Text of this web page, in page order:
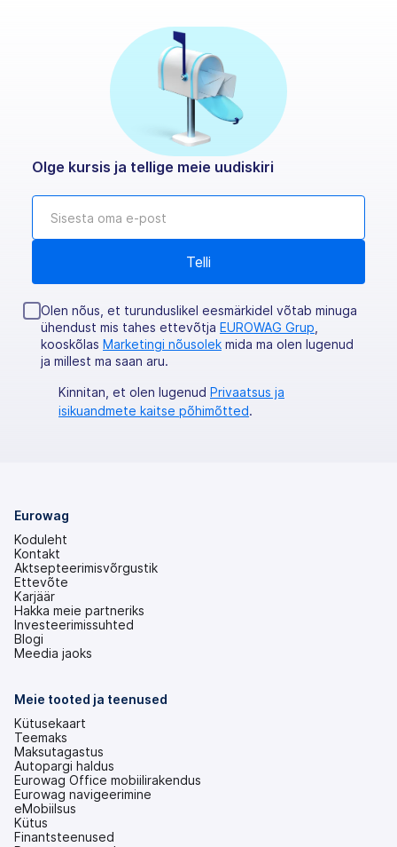
Olge kursis ja tellige meie uudiskiri
Olen nõus, et turunduslikel eesmärkidel võtab minuga
ühendust mis tahes ettevõtja EUROWAG Grup
kooskõlas Marketingi nõusolek mida ma olen lugenud
ja millest ma saan aru.
Kinnitan, et olen lugenud Privaatsus ja
isikuandmete kaitse põhimõtted.
Eurowag
Koduleht
Kontakt
Aktsepteerimisvõrgustik
Ettevõte
Karjäär
Hakka meie partneriks
Investeerimissuhted
(avaneb
uuel
Blogi
Meedia jaoks
Meie tooted ja teenused
Kütusekaart
Teemaks
Maksutagastus
Autopargi haldus
Eurowag Office mobiilirakendus
Eurowag navigeerimine
eMobiilsus
Kütus
Finantsteenused